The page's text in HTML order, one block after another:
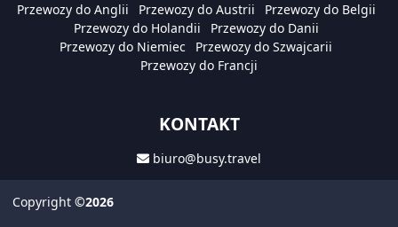
Przewozy do Anglii Przewozy do Austrii
Przewozy do Belgii
Przewozy do Holandii
Przewozy do Danii
Przewozy do Niemiec
Przewozy do Szwajcarii
Przewozy do Francji
KONTAKT
biuro@busy.travel
Copyright ©2026